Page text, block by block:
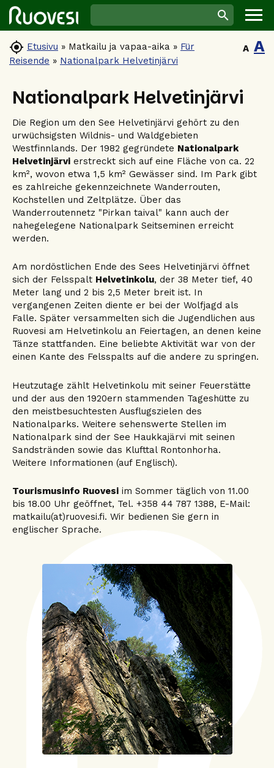
 Etusivu » Matkailu ja vapaa-aika » Für
Reisende » Nationalpark Helvetinjärvi
A A
Nationalpark Helvetinjärvi
Die Region um den See Helvetinjärvi gehört zu den
urwüchsigsten Wildnis- und Waldgebieten
Westfinnlands. Der 1982 gegründete Nationalpark
Helvetinjärvi erstreckt sich auf eine Fläche von ca. 22
km², wovon etwa 1,5 km² Gewässer sind. Im Park gibt
es zahlreiche gekennzeichnete Wanderrouten,
Kochstellen und Zeltplätze. Über das
Wanderroutennetz "Pirkan taival" kann auch der
nahegelegene Nationalpark Seitseminen erreicht
werden.
Am nordöstlichen Ende des Sees Helvetinjärvi öffnet
sich der Felsspalt Helvetinkolu, der 38 Meter tief, 40
Meter lang und 2 bis 2,5 Meter breit ist. In
vergangenen Zeiten diente er bei der Wolfjagd als
Falle. Später versammelten sich die Jugendlichen aus
Ruovesi am Helvetinkolu an Feiertagen, an denen keine
Tänze stattfanden. Eine beliebte Aktivität war von der
einen Kante des Felsspalts auf die andere zu springen.
Heutzutage zählt Helvetinkolu mit seiner Feuerstätte
und der aus den 1920ern stammenden Tageshütte zu
den meistbesuchtesten Ausflugszielen des
Nationalparks. Weitere sehenswerte Stellen im
Nationalpark sind der See Haukkajärvi mit seinen
Sandstränden sowie das Klufttal Rontonhorha.
Weitere Informationen (auf Englisch).
Tourismusinfo Ruovesi im Sommer täglich von 11.00
bis 18.00 Uhr geöffnet, Tel. +358 44 787 1388, E-Mail:
matkailu(at)ruovesi.fi. Wir bedienen Sie gern in
englischer Sprache.